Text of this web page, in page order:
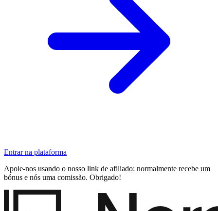
Entrar na plataforma
Apoie-nos usando o nosso link de afiliado: normalmente recebe um
bónus e nós uma comissão. Obrigado!